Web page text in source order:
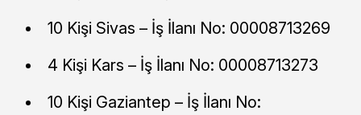
10 Kişi Sivas – İş İlanı No: 00008713269
4 Kişi Kars – İş İlanı No: 00008713273
10 Kişi Gaziantep – İş İlanı No: